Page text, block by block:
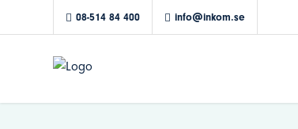
08-514 84 400 info@inkom.se